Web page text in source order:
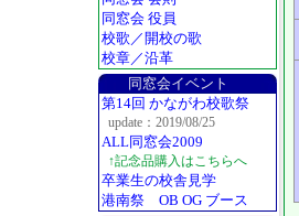
同窓会 役員
校歌／開校の歌
校章／沿革
同窓会イベント
第14回 かながわ校歌祭
update：2019/08/25
ALL同窓会2009
↑記念品購入はこちらへ
卒業生の校舎見学
港南祭 OB OG ブース